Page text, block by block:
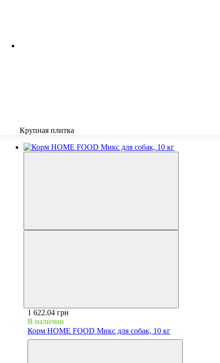
Крупная плитка
Корм HOME FOOD Микс для собак, 10 кг
1 622.04 грн
В наличии